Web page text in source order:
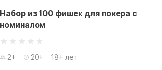
Набор из 100 фишек для покера с
номиналом
2+ 20+ 18+ лет